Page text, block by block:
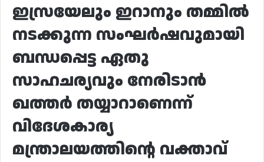
ഇസ്രയേലും ഇറാനും തമ്മിൽ
നടക്കുന്ന സംഘർഷവുമായി
ബന്ധപ്പെട്ട ഏതു
സാഹചര്യവും നേരിടാൻ
ഖത്തർ തയ്യാറാണെന്ന്
വിദേശകാര്യ
മന്ത്രാലയത്തിന്റെ വക്താവ്